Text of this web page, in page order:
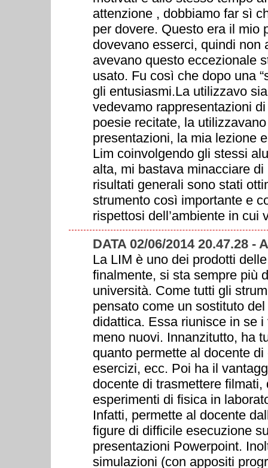
attenzione , dobbiamo far sì
per dovere. Questo era il mio
dovevano esserci, quindi non
avevano questo eccezionale
usato. Fu così che dopo una
gli entusiasmi.La utilizzavo
vedevamo rappresentazioni
poesie recitate, la
presentazioni, la mia lezione
Lim coinvolgendo gli stessi
alta, mi bastava minacciare
risultati generali sono stati
strumento così importante e
rispettosi dell’ambiente in cui
DATA 02/06/2014 20.47.28 -
La LIM è uno dei prodotti
finalmente, si sta sempre più
università. Come tutti gli
pensato come un sostituto
didattica. Essa riunisce in se
meno nuovi. Innanzitutto, ha
quanto permette al docente
esercizi, ecc. Poi ha il
docente di trasmettere
esperimenti di fisica in
Infatti, permette al docente
figure di difficile esecuzione
presentazioni Powerpoint.
simulazioni (con appositi